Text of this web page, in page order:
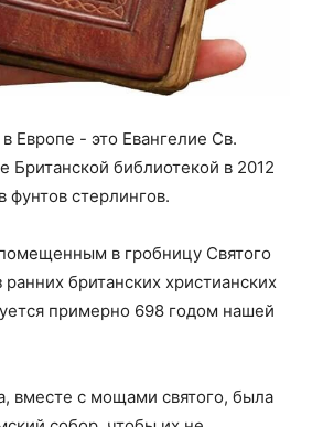
Европе - это Евангелие Св.
Британской библиотекой в ​​2012
фунтов стерлингов.
в гробницу Святого
ранних британских христианских
примерно 698 годом нашей
вместе с мощами святого, была